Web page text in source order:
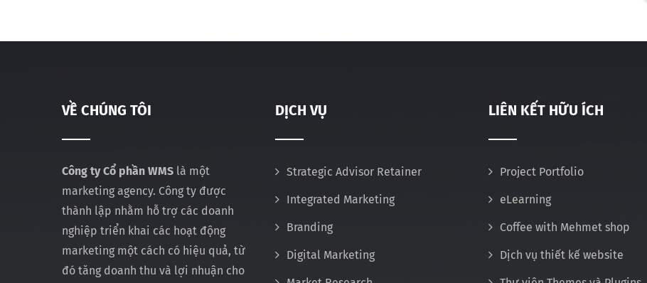
VỀ CHÚNG TÔI
Công ty Cổ phần WMS là một
marketing agency. Công ty được
thành lập nhằm hỗ trợ các doanh
nghiệp triển khai các hoạt động
marketing một cách có hiệu quả, từ
đó tăng doanh thu và lợi nhuận cho
DỊCH VỤ
Strategic Advisor Retainer
Integrated Marketing
Branding
Digital Marketing
LIÊN KẾT HỮU ÍCH
Project Portfolio
eLearning
Coffee with Mehmet shop
Dịch vụ thiết kế website